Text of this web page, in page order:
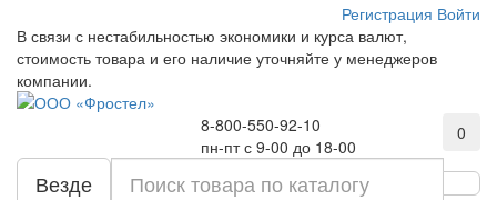
Регистрация Войти
В связи с нестабильностью экономики и курса валют,
стоимость товара и его наличие уточняйте у менеджеров
компании.
8-800-550-92-10
пн-пт с 9-00 до 18-00
0
Везде